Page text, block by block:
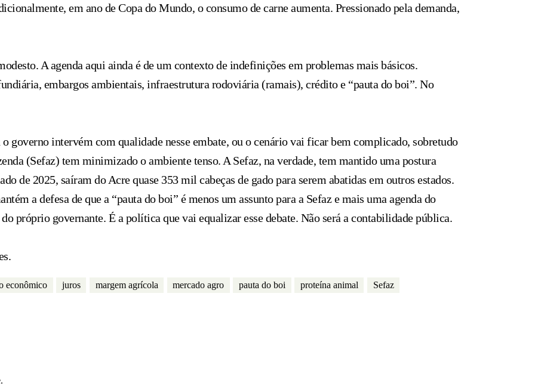
em ano de Copa do Mundo, o consumo de carne aumenta. Pressionado pela demanda,
A agenda aqui ainda é de um contexto de indefinições em problemas mais básicos.
embargos ambientais, infraestrutura rodoviária (ramais), crédito e “pauta do boi”. No
governo intervém com qualidade nesse embate, ou o cenário vai ficar bem complicado, sobretudo
(Sefaz) tem minimizado o ambiente tenso. A Sefaz, na verdade, tem mantido uma postura
de 2025, saíram do Acre quase 353 mil cabeças de gado para serem abatidas em outros estados.
a defesa de que a “pauta do boi” é menos um assunto para a Sefaz e mais uma agenda do
próprio governante. É a política que vai equalizar esse debate. Não será a contabilidade pública.
econômico juros margem agrícola mercado agro pauta do boi proteína animal
Sefaz